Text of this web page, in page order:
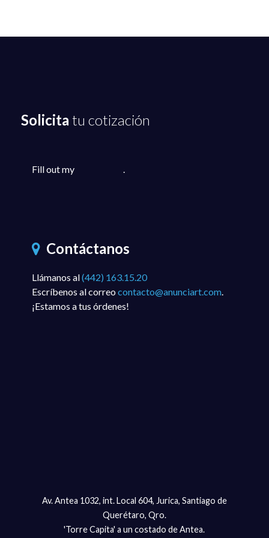
Solicita tu cotización
Fill out my .
Contáctanos
Llámanos al(442) 163.15.20
Escríbenos al correo contacto@anunciart.com.
¡Estamos a tus órdenes!
Av. Antea 1032, int. Local 604, Jurica, Santiago de
Querétaro, Qro.
'Torre Capita' a un costado de Antea.